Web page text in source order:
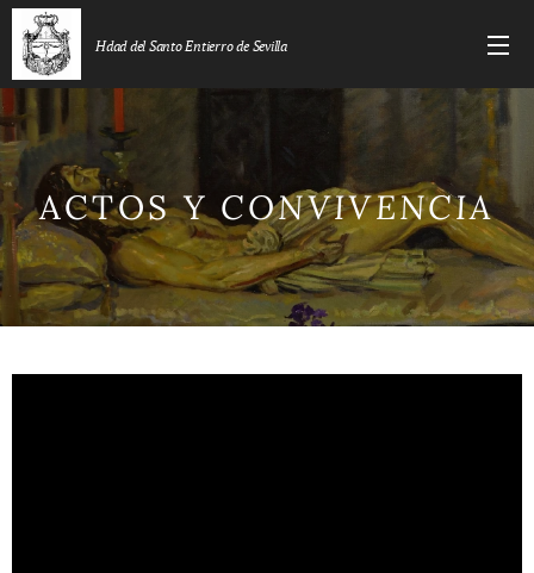
Hdad del Santo Entierro de Sevilla
ACTOS YCONVIVENCIA